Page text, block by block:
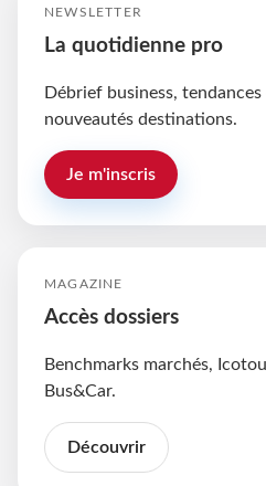
NEWSLETTER
La quotidienne pro
Débrief business,
nouveautés destinations.
Je m'inscris
MAGAZINE
Accès dossiers
Benchmarks marchés,
Bus&Car.
Découvrir